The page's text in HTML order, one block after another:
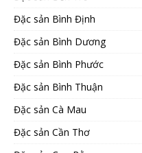
Đặc sản Bình Định
Đặc sản Bình Dương
Đặc sản Bình Phước
Đặc sản Bình Thuận
Đặc sản Cà Mau
Đặc sản Cần Thơ